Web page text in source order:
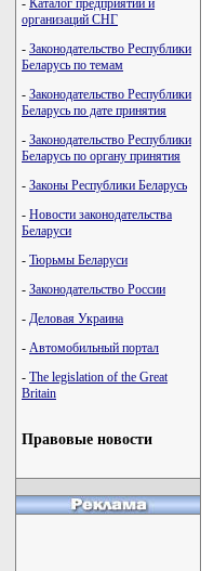
- Каталог предприятий и
организаций СНГ
- Законодательство Республики
Беларусь по темам
- Законодательство Республики
Беларусь по дате принятия
- Законодательство Республики
Беларусь по органу принятия
- Законы Республики Беларусь
- Новости законодательства
Беларуси
- Тюрьмы Беларуси
- Законодательство России
- Деловая Украина
- Автомобильный портал
- The legislation of the Great
Britain
Правовые новости